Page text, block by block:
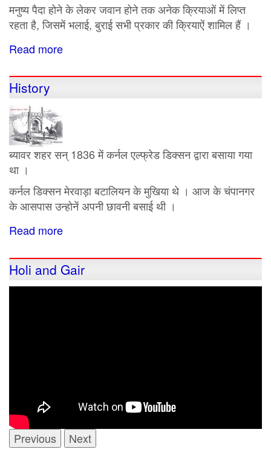
मनुष्य पैदा होने के लेकर जवान होने तक अनेक क्रियाओं में लिप्त
रहता है, जिसमें भलाई, बुराई सभी प्रकार की क्रियाऐं शामिल हैं ।
Read more
का
History
ब्यावर शहर सन् 1836 में कर्नल एल्फ्रेड डिक्सन द्वारा बसाया गया
था ।
कर्नल डिक्सन मेरवाड़ा बटालियन के मुखिया थे । आज के चंपानगर
के आसपास उन्होनें अपनी छावनी बसाई थी ।
Read more
Holi and Gair
Previous
Next